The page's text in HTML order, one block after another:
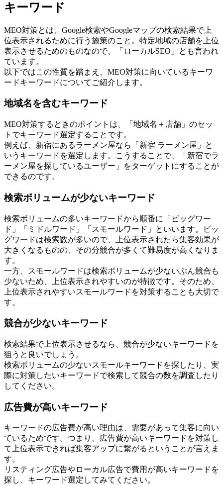
キーワード
MEO対策とは、Google検索やGoogleマップの検索結果で上
位表示されるために行う施策のこと。特定地域の店舗を上位
表示させるためのものなので、「ローカルSEO」とも言われ
ています。
以下ではこの性質を踏まえ、MEO対策に向いているキーワ
ードキーワードについてご紹介します。
地域名を含むキーワード
MEO対策するときのポイントは、
「地域名＋店舗」のセッ
トでキーワード選定することです。
例えば、新宿にあるラーメン屋なら「新宿 ラーメン屋」と
いうキーワードを選定します。こうすることで、「新宿でラ
ーメン屋を探しているユーザー」をターゲットにすることが
できるのです。
検索ボリュームが少ないキーワード
検索ボリュームの多いキーワードから順番に「ビッグワー
ド」「ミドルワード」「スモールワード」といいます。ビッ
グワードは検索数が多いので、上位表示されたら集客効果が
大きくなるものの、その分競合が多くて難易度が高くなりま
す。
一方、
スモールワードは検索ボリュームが少ないぶん競合も
少ないため、上位表示されやすいのが特徴です。そのため、
上位表示されやすいスモールワードを対策することも大切で
す。
競合が少ないキーワード
検索結果で上位表示させるなら、競合が少ないキーワードを
狙うと良いでしょう。
検索ボリュームの少ないスモールキーワードを探したり、実
際に対策したいキーワードで検索して競合の数を調査 したり
してください。
広告費が高いキーワード
キーワードの広告費が高い理由は、需要があって集客に向い
ているためです。つまり、 広告費が高いキーワードを対策し
て上位表示できれば集客アップに繋がる ということが言えま
す。
リスティング広告やローカル広告で費用が高いキーワードを
探し、キーワード選定してみてください。